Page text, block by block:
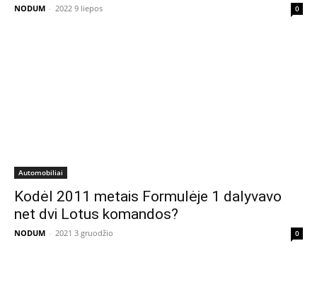
NODUM - 2022 9 liepos 0
Automobiliai
Kodėl 2011 metais Formulėje 1 dalyvavo
net dvi Lotus komandos?
NODUM - 2021 3 gruodžio 0